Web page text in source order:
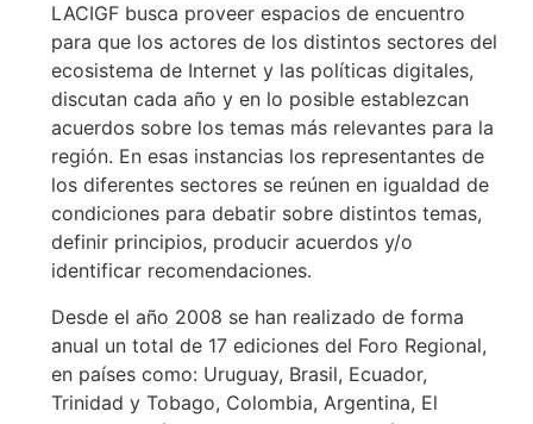
LACIGF busca proveer espacios de encuentro
para que los actores de los distintos sectores del
ecosistema de Internet y las políticas digitales,
discutan cada año y en lo posible establezcan
acuerdos sobre los temas más relevantes para la
región. En esas instancias los representantes de
los diferentes sectores se reúnen en igualdad de
condiciones para debatir sobre distintos temas,
definir principios, producir acuerdos y/o
identificar recomendaciones.
Desde el año 2008 se han realizado de forma
anual un total de 17 ediciones del Foro Regional,
en países como: Uruguay, Brasil, Ecuador,
Trinidad y Tobago, Colombia, Argentina, El